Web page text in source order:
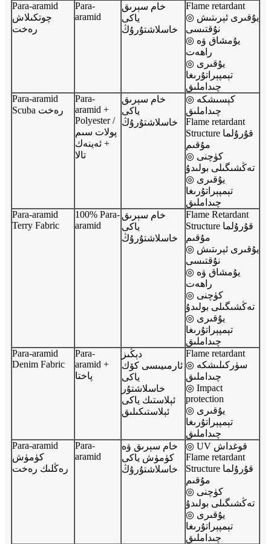
Para-aramid
چوتكىلاش
رەخت
Para-
aramid
خام سېرىق
ياكى
خاسلاشتۇرۇڭ
Flame retardant
◎ يۇقىرى ئېرىتىش
نۇقتىسى
◎ يۇمشاق ۋە
راھەت
◎ يۇقىرى
تېمپېراتۇرىغا
چىداملىق
Para-aramid
Scuba رەخت
Para-
aramid +
Polyester /
پولات سىم
+ ئەينەك
تالا
خام سېرىق
ياكى
خاسلاشتۇرۇڭ
◎ كېسىشكە
چىداملىق
Flame retardant
Structure قۇرۇلما
مۇقىم
◎ كۈچنى
تەڭشىگىلى بولىدۇ
◎ يۇقىرى
تېمپېراتۇرىغا
چىداملىق
Para-aramid
Terry Fabric
100% Para-
aramid
خام سېرىق
ياكى
خاسلاشتۇرۇڭ
Flame Retardant
Structure قۇرۇلما
مۇقىم
◎ يۇقىرى ئېرىتىش
نۇقتىسى
◎ يۇمشاق ۋە
راھەت
◎ كۈچنى
تەڭشىگىلى بولىدۇ
◎ يۇقىرى
تېمپېراتۇرىغا
چىداملىق
Para-aramid
Denim Fabric
Para-
aramid +
پاختا
دېڭىز
ئارمىيىسى كۆك
ياكى
خاسلاشتۇر
ئېلاستىك ياكى
ئېلاستىكىلىق
Flame retardant
◎ سۈركىلىشكە
چىداملىق
◎ Impact
protection
◎ يۇقىرى
تېمپېراتۇرىغا
چىداملىق
Para-aramid
كۈمۈش
رەڭلىك رەخت
Para-
aramid
خام سېرىق ۋە
كۈمۈش ياكى
خاسلاشتۇرۇڭ
◎ UV قوغداش
Flame retardant
Structure قۇرۇلما
مۇقىم
◎ كۈچنى
تەڭشىگىلى بولىدۇ
◎ يۇقىرى
تېمپېراتۇرىغا
چىداملىق